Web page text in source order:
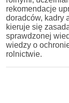
rekomendacje
doradców, kadry
kieruje się
sprawdzonej
wiedzy o
rolnictwie.